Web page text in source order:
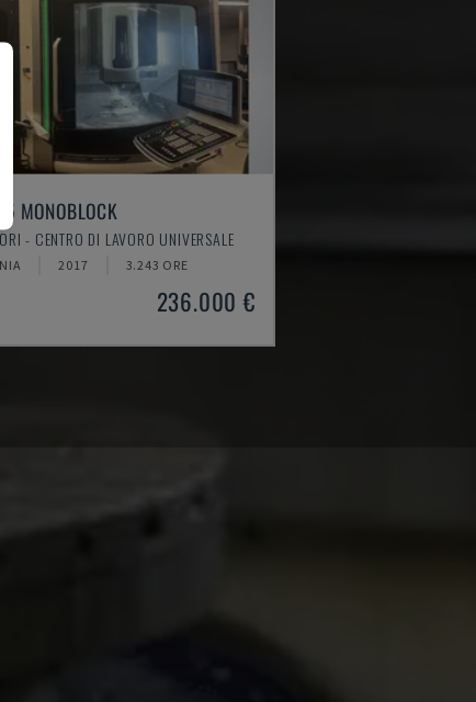
MONOBLOCK
- CENTRO DI LAVORO UNIVERSALE
2017 3.243 ORE
236.000 €